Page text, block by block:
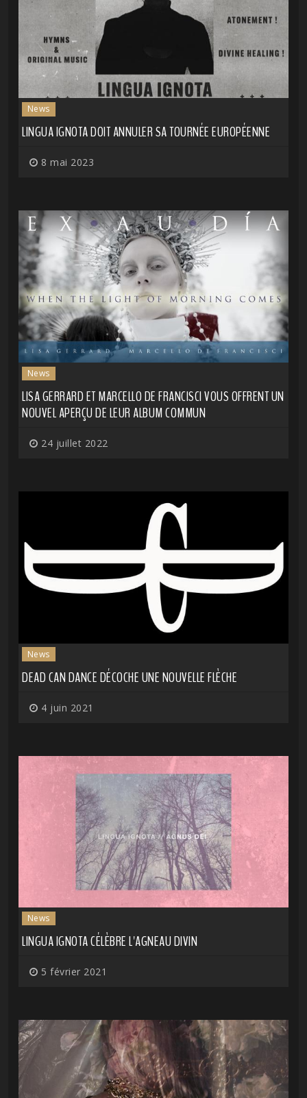
News
LINGUA IGNOTA DOIT ANNULER SA TOURNÉE EUROPÉENNE
8 mai 2023
News
LISA GERRARD ET MARCELLO DE FRANCISCI VOUS OFFRENT UN
NOUVEL APERÇU DE LEUR ALBUM COMMUN
24 juillet 2022
News
DEAD CAN DANCE DÉCOCHE UNE NOUVELLE FLÈCHE
4 juin 2021
News
LINGUA IGNOTA CÉLÈBRE L'AGNEAU DIVIN
5 février 2021